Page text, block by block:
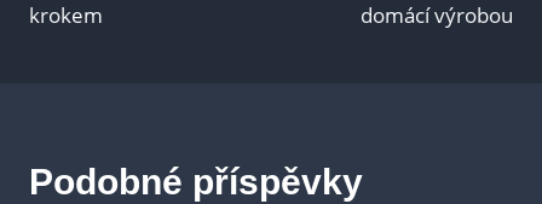
příspěvek
krokem
domácí výrobou
Podobné příspěvky